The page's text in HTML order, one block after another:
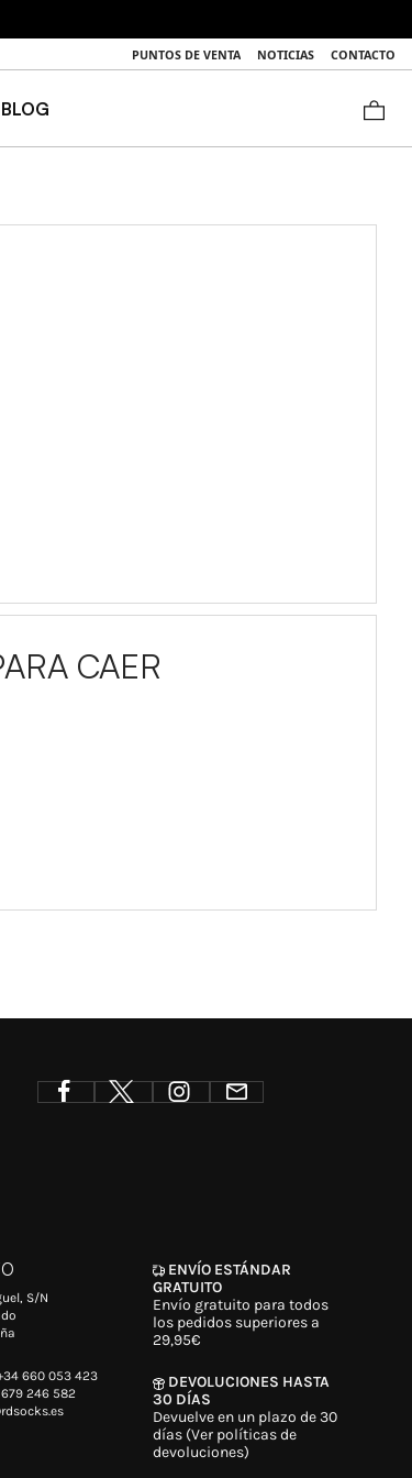
PUNTOS DE VENTA NOTICIAS CONTACTO
BLOG
CAER
S/N
660 053 423
246 582
ENVÍO ESTÁNDAR
GRATUITO
Envío gratuito para todos
los pedidos superiores a
29,95€
DEVOLUCIONES HASTA
30 DÍAS
Devuelve en un plazo de 30
días (Ver políticas de
devoluciones)